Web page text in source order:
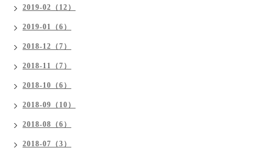
2019-02（12）
2019-01（6）
2018-12（7）
2018-11（7）
2018-10（6）
2018-09（10）
2018-08（6）
2018-07（3）